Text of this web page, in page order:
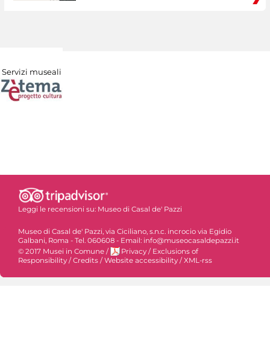
Servizi museali
Leggi le recensioni su: Museo di Casal de' Pazzi
Museo di Casal de' Pazzi, via Ciciliano, s.n.c. incrocio via Egidio
Galbani, Roma - Tel. 060608 - Email: info@museocasaldepazzi.it
© 2017 Musei in Comune / Privacy / Exclusions of
Responsibility /Credits /Website accessibility /XML-rss